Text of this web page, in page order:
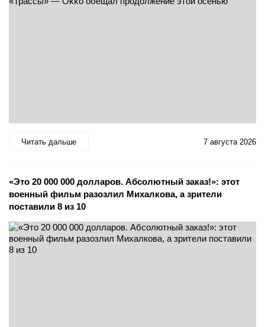
Читать дальше 7 августа 2026
«Это 20 000 000 долларов. Абсолютный заказ!»: этот
военный фильм разозлил Михалкова, а зрители
поставили 8 из 10